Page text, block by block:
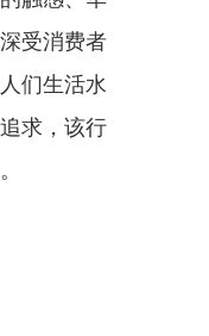
受消费者
们生活水
求，该行